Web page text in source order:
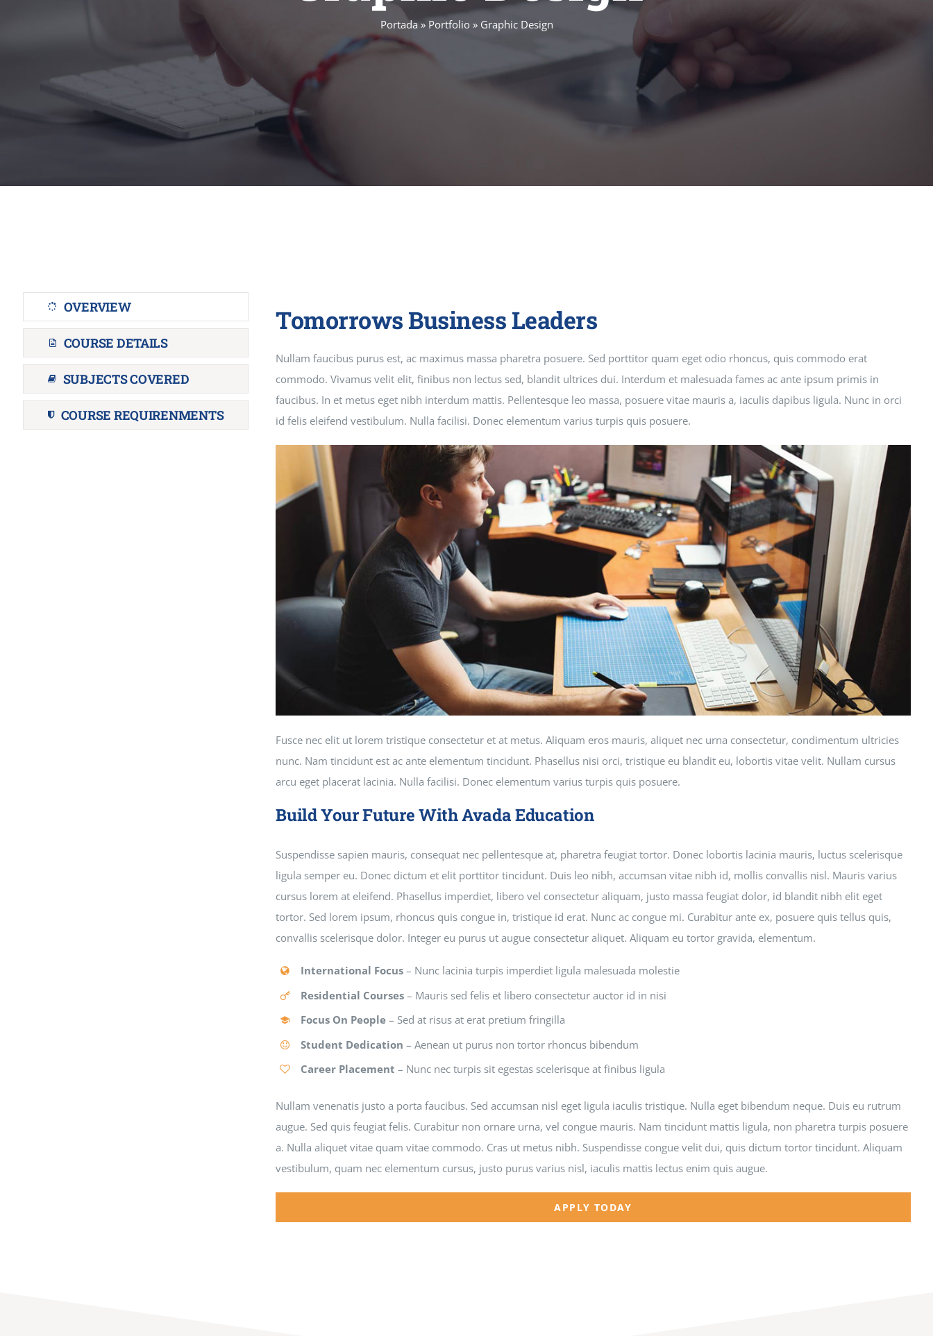
Portada» Portfolio» Graphic Design
OVERVIEW
COURSE DETAILS
SUBJECTS COVERED
COURSE REQUIRENMENTS
Tomorrows Business Leaders
Nullam faucibus purus est, ac maximus massa pharetra posuere. Sed porttitor quam eget odio rhoncus, quis commodo erat
commodo. Vivamus velit elit, finibus non lectus sed, blandit ultrices dui. Interdum et malesuada fames ac ante ipsum primis in
faucibus. In et metus eget nibh interdum mattis. Pellentesque leo massa, posuere vitae mauris a, iaculis dapibus ligula. Nunc in orci
id felis eleifend vestibulum. Nulla facilisi. Donec elementum varius turpis quis posuere.
Fusce nec elit ut lorem tristique consectetur et at metus. Aliquam eros mauris, aliquet nec urna consectetur, condimentum ultricies
nunc. Nam tincidunt est ac ante elementum tincidunt. Phasellus nisi orci, tristique eu blandit eu, lobortis vitae velit. Nullam cursus
arcu eget placerat lacinia. Nulla facilisi. Donec elementum varius turpis quis posuere.
Build Your Future With Avada Education
Suspendisse sapien mauris, consequat nec pellentesque at, pharetra feugiat tortor. Donec lobortis lacinia mauris, luctus scelerisque
ligula semper eu. Donec dictum et elit porttitor tincidunt. Duis leo nibh, accumsan vitae nibh id, mollis convallis nisl. Mauris varius
cursus lorem at eleifend. Phasellus imperdiet, libero vel consectetur aliquam, justo massa feugiat dolor, id blandit nibh elit eget
tortor. Sed lorem ipsum, rhoncus quis congue in, tristique id erat. Nunc ac congue mi. Curabitur ante ex, posuere quis tellus quis,
convallis scelerisque dolor. Integer eu purus ut augue consectetur aliquet. Aliquam eu tortor gravida, elementum.
International Focus – Nunc lacinia turpis imperdiet ligula malesuada molestie
Residential Courses – Mauris sed felis et libero consectetur auctor id in nisi
Focus On People – Sed at risus at erat pretium fringilla
Student Dedication – Aenean ut purus non tortor rhoncus bibendum
Career Placement – Nunc nec turpis sit egestas scelerisque at finibus ligula
Nullam venenatis justo a porta faucibus. Sed accumsan nisl eget ligula iaculis tristique. Nulla eget bibendum neque. Duis eu rutrum
augue. Sed quis feugiat felis. Curabitur non ornare urna, vel congue mauris. Nam tincidunt mattis ligula, non pharetra turpis posuere
a. Nulla aliquet vitae quam vitae commodo. Cras ut metus nibh. Suspendisse congue velit dui, quis dictum tortor tincidunt. Aliquam
vestibulum, quam nec elementum cursus, justo purus varius nisl, iaculis mattis lectus enim quis augue.
APPLY TODAY